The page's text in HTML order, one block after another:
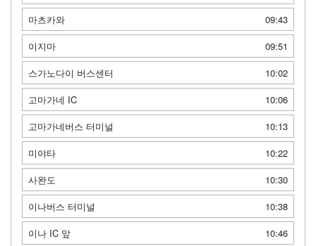
마츠카와
09:43
이지마
09:51
스가노다이 버스센터
10:02
고마가네 IC
10:06
고마가네버스 터미널
10:13
미야타
10:22
사완도
10:30
이나버스 터미널
10:38
이나 IC 앞
10:46